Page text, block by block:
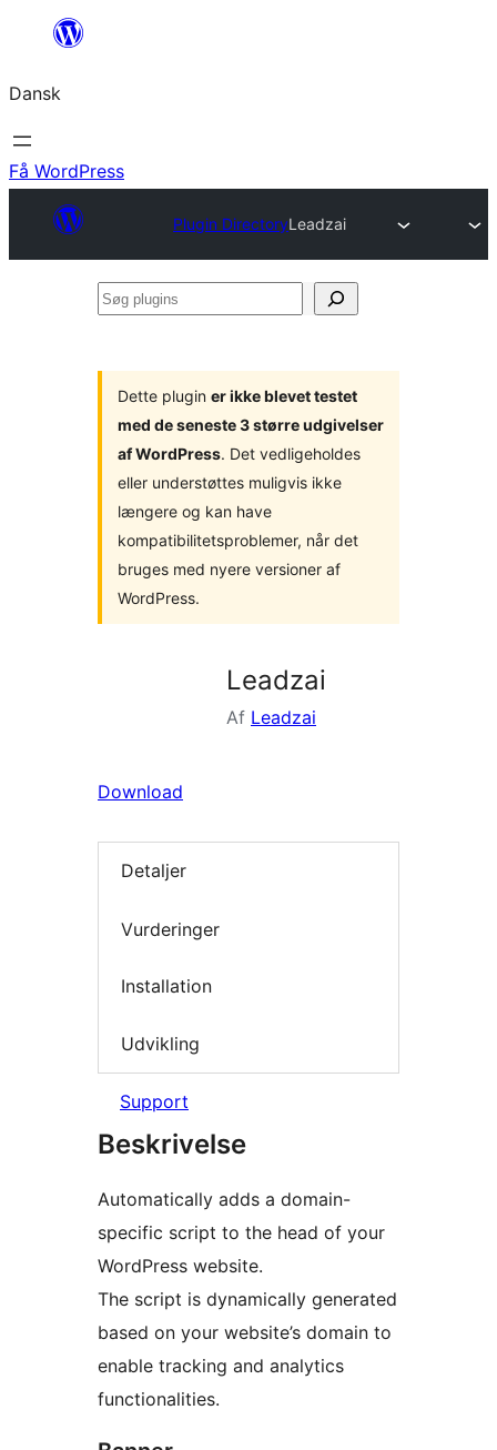
Spring
indhold
Dansk
Få WordPress
Plugin DirectoryLeadzai
Søg
Dette plugin er ikke blevet testet
med de seneste 3 større udgivelser
af WordPress. Det vedligeholdes
eller understøttes muligvis ikke
længere og kan have
kompatibilitetsproblemer, når det
bruges med nyere versioner af
WordPress.
Leadzai
Af Leadzai
Download
Detaljer
Vurderinger
Installation
Udvikling
Support
Beskrivelse
Automatically adds a domain-
specific script to the head of your
WordPress website.
The script is dynamically generated
based on your website’s domain to
enable tracking and analytics
functionalities.